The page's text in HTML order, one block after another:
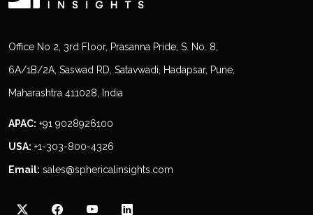
Office No 2, 3rd Floor, Prasanna Pride, S. No. 8,
6A/1B/2A, Saswad RD, Satavwadi, Hadapsar, Pune,
Maharashtra 411028, India
APAC: +91 9028926100
USA: +1-303-800-4326
Email: sales@sphericalinsights.com